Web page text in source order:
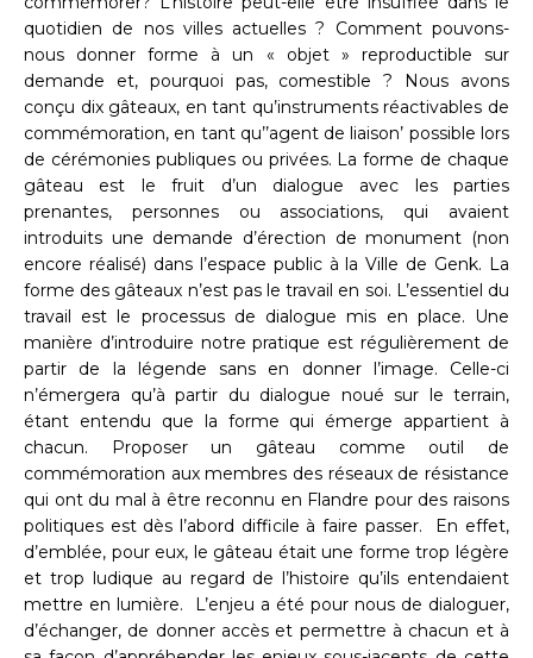
quotidien de nos villes actuelles ? Comment pouvons-
nous donner forme à un « objet » reproductible sur
demande et, pourquoi pas, comestible ? Nous avons
conçu dix gâteaux, en tant qu’instruments réactivables de
commémoration, en tant qu’’agent de liaison’ possible lors
de cérémonies publiques ou privées. La forme de chaque
gâteau est le fruit d’un dialogue avec les parties
prenantes, personnes ou associations, qui avaient
introduits une demande d’érection de monument (non
encore réalisé) dans l’espace public à la Ville de Genk. La
forme des gâteaux n’est pas le travail en soi. L’essentiel du
travail est le processus de dialogue mis en place. Une
manière d’introduire notre pratique est régulièrement de
partir de la légende sans en donner l’image. Celle-ci
n’émergera qu’à partir du dialogue noué sur le terrain,
étant entendu que la forme qui émerge appartient à
chacun. Proposer un gâteau comme outil de
commémoration aux membres des réseaux de résistance
qui ont du mal à être reconnu en Flandre pour des raisons
politiques est dès l’abord difficile à faire passer. En effet,
d’emblée, pour eux, le gâteau était une forme trop légère
et trop ludique au regard de l’histoire qu’ils entendaient
mettre en lumière. L’enjeu a été pour nous de dialoguer,
d’échanger, de donner accès et permettre à chacun et à